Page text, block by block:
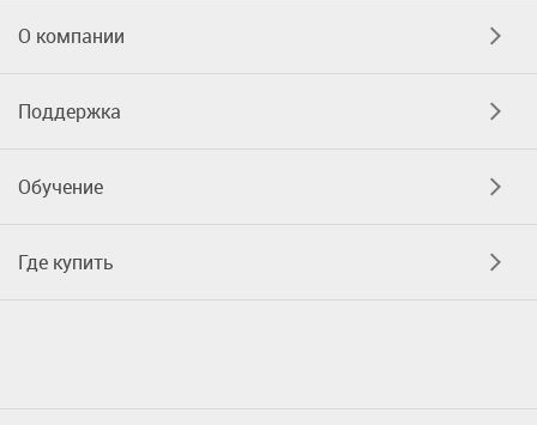
О компании
Поддержка
Обучение
Где купить